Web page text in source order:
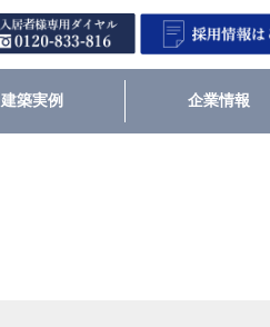
建築実例 企業情報